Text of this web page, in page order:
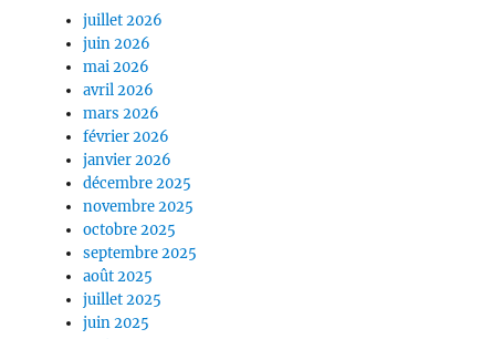
juillet 2026
juin 2026
mai 2026
avril 2026
mars 2026
février 2026
janvier 2026
décembre 2025
novembre 2025
octobre 2025
septembre 2025
août 2025
juillet 2025
juin 2025